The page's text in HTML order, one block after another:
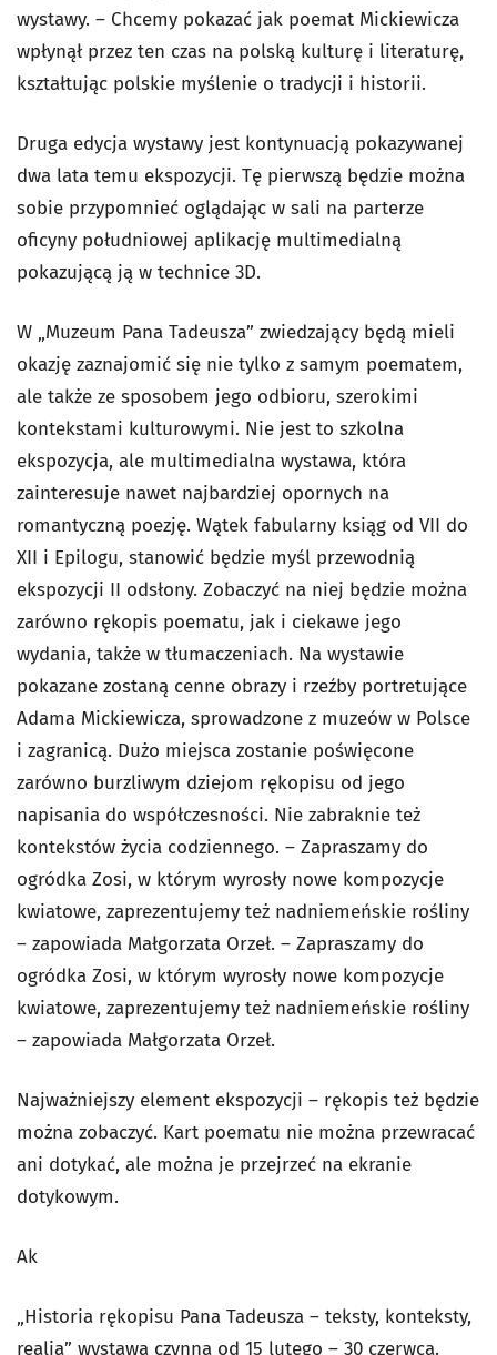
wystawy. – Chcemy pokazać jak poemat Mickiewicza
wpłynął przez ten czas na polską kulturę i literaturę,
kształtując polskie myślenie o tradycji i historii.
Druga edycja wystawy jest kontynuacją pokazywanej
dwa lata temu ekspozycji. Tę pierwszą będzie można
sobie przypomnieć oglądając w sali na parterze
oficyny południowej aplikację multimedialną
pokazującą ją w technice 3D.
W „Muzeum Pana Tadeusza” zwiedzający będą mieli
okazję zaznajomić się nie tylko z samym poematem,
ale także ze sposobem jego odbioru, szerokimi
kontekstami kulturowymi. Nie jest to szkolna
ekspozycja, ale multimedialna wystawa, która
zainteresuje nawet najbardziej opornych na
romantyczną poezję. Wątek fabularny ksiąg od VII do
XII i Epilogu, stanowić będzie myśl przewodnią
ekspozycji II odsłony. Zobaczyć na niej będzie można
zarówno rękopis poematu, jak i ciekawe jego
wydania, także w tłumaczeniach. Na wystawie
pokazane zostaną cenne obrazy i rzeźby portretujące
Adama Mickiewicza, sprowadzone z muzeów w Polsce
i zagranicą. Dużo miejsca zostanie poświęcone
zarówno burzliwym dziejom rękopisu od jego
napisania do współczesności. Nie zabraknie też
kontekstów życia codziennego. – Zapraszamy do
ogródka Zosi, w którym wyrosły nowe kompozycje
kwiatowe, zaprezentujemy też nadniemeńskie rośliny
– zapowiada Małgorzata Orzeł. – Zapraszamy do
ogródka Zosi, w którym wyrosły nowe kompozycje
kwiatowe, zaprezentujemy też nadniemeńskie rośliny
– zapowiada Małgorzata Orzeł.
Najważniejszy element ekspozycji – rękopis też będzie
można zobaczyć. Kart poematu nie można przewracać
ani dotykać, ale można je przejrzeć na ekranie
dotykowym.
Ak
„Historia rękopisu Pana Tadeusza – teksty, konteksty,
realia” wystawa czynna od 15 lutego – 30 czerwca.